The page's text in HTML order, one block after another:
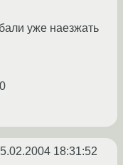
уже наезжать
18:31:52